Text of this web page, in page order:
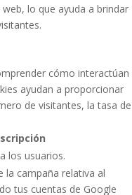
lo que ayuda a brindar
cómo interactúan
ayudan a proporcionar
de visitantes, la tasa de
los usuarios.
la campaña relativa al
tus cuentas de Google